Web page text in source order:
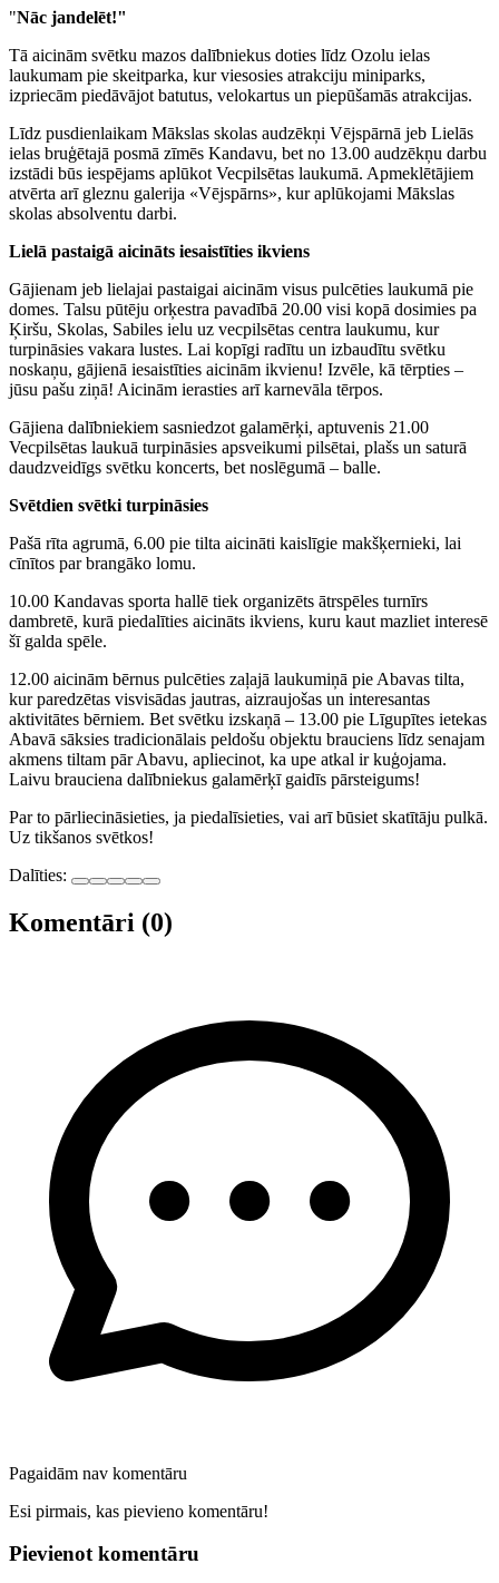
"Nāc jandelēt!"
Tā aicinām svētku mazos dalībniekus doties līdz Ozolu ielas
laukumam pie skeitparka, kur viesosies atrakciju miniparks,
izpriecām piedāvājot batutus, velokartus un piepūšamās atrakcijas.
Līdz pusdienlaikam Mākslas skolas audzēkņi Vējspārnā jeb Lielās
ielas bruģētajā posmā zīmēs Kandavu, bet no 13.00 audzēkņu darbu
izstādi būs iespējams aplūkot Vecpilsētas laukumā. Apmeklētājiem
atvērta arī gleznu galerija «Vējspārns», kur aplūkojami Mākslas
skolas absolventu darbi.
Lielā pastaigā aicināts iesaistīties ikviens
Gājienam jeb lielajai pastaigai aicinām visus pulcēties laukumā pie
domes. Talsu pūtēju orķestra pavadībā 20.00 visi kopā dosimies pa
Ķiršu, Skolas, Sabiles ielu uz vecpilsētas centra laukumu, kur
turpināsies vakara lustes. Lai kopīgi radītu un izbaudītu svētku
noskaņu, gājienā iesaistīties aicinām ikvienu! Izvēle, kā tērpties –
jūsu pašu ziņā! Aicinām ierasties arī karnevāla tērpos.
Gājiena dalībniekiem sasniedzot galamērķi, aptuvenis 21.00
Vecpilsētas laukuā turpināsies apsveikumi pilsētai, plašs un saturā
daudzveidīgs svētku koncerts, bet noslēgumā – balle.
Svētdien svētki turpināsies
Pašā rīta agrumā, 6.00 pie tilta aicināti kaislīgie makšķernieki, lai
cīnītos par brangāko lomu.
10.00 Kandavas sporta hallē tiek organizēts ātrspēles turnīrs
dambretē, kurā piedalīties aicināts ikviens, kuru kaut mazliet interesē
šī galda spēle.
12.00 aicinām bērnus pulcēties zaļajā laukumiņā pie Abavas tilta,
kur paredzētas visvisādas jautras, aizraujošas un interesantas
aktivitātes bērniem. Bet svētku izskaņā – 13.00 pie Līgupītes ietekas
Abavā sāksies tradicionālais peldošu objektu brauciens līdz senajam
akmens tiltam pār Abavu, apliecinot, ka upe atkal ir kuģojama.
Laivu brauciena dalībniekus galamērķī gaidīs pārsteigums!
Par to pārliecināsieties, ja piedalīsieties, vai arī būsiet skatītāju pulkā.
Uz tikšanos svētkos!
Dalīties:
Komentāri (0)
Pagaidām nav komentāru
Esi pirmais, kas pievieno komentāru!
Pievienot komentāru